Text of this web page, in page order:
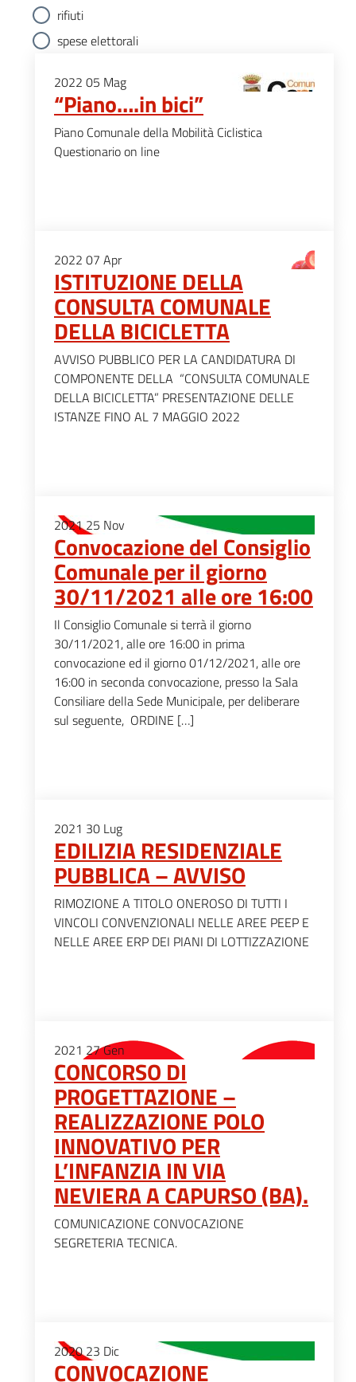
rifiuti
spese elettorali
2022 05 Mag
“Piano….in bici”
Piano Comunale della Mobilità Ciclistica
Questionario on line
2022 07 Apr
ISTITUZIONE DELLA
CONSULTA COMUNALE
DELLA BICICLETTA
AVVISO PUBBLICO PER LA CANDIDATURA DI
COMPONENTE DELLA “CONSULTA COMUNALE
DELLA BICICLETTA” PRESENTAZIONE DELLE
ISTANZE FINO AL 7 MAGGIO 2022
202125 Nov
Convocazione del Consiglio
Comunale per il giorno
30/11/2021 alle ore 16:00
Il Consiglio Comunale si terrà il giorno
30/11/2021, alle ore 16:00 in prima
convocazione ed il giorno 01/12/2021, alle ore
16:00 in seconda convocazione, presso la Sala
Consiliare della Sede Municipale, per deliberare
sul seguente, ORDINE […]
2021 30 Lug
EDILIZIA RESIDENZIALE
PUBBLICA – AVVISO
RIMOZIONE A TITOLO ONEROSO DI TUTTI I
VINCOLI CONVENZIONALI NELLE AREE PEEP E
NELLE AREE ERP DEI PIANI DI LOTTIZZAZIONE
2021 27Gen
CONCORSO DI
PROGETTAZIONE –
REALIZZAZIONE POLO
INNOVATIVO PER
L’INFANZIA IN VIA
NEVIERA A CAPURSO (BA).
COMUNICAZIONE CONVOCAZIONE
SEGRETERIA TECNICA.
202023 Dic
CONVOCAZIONE